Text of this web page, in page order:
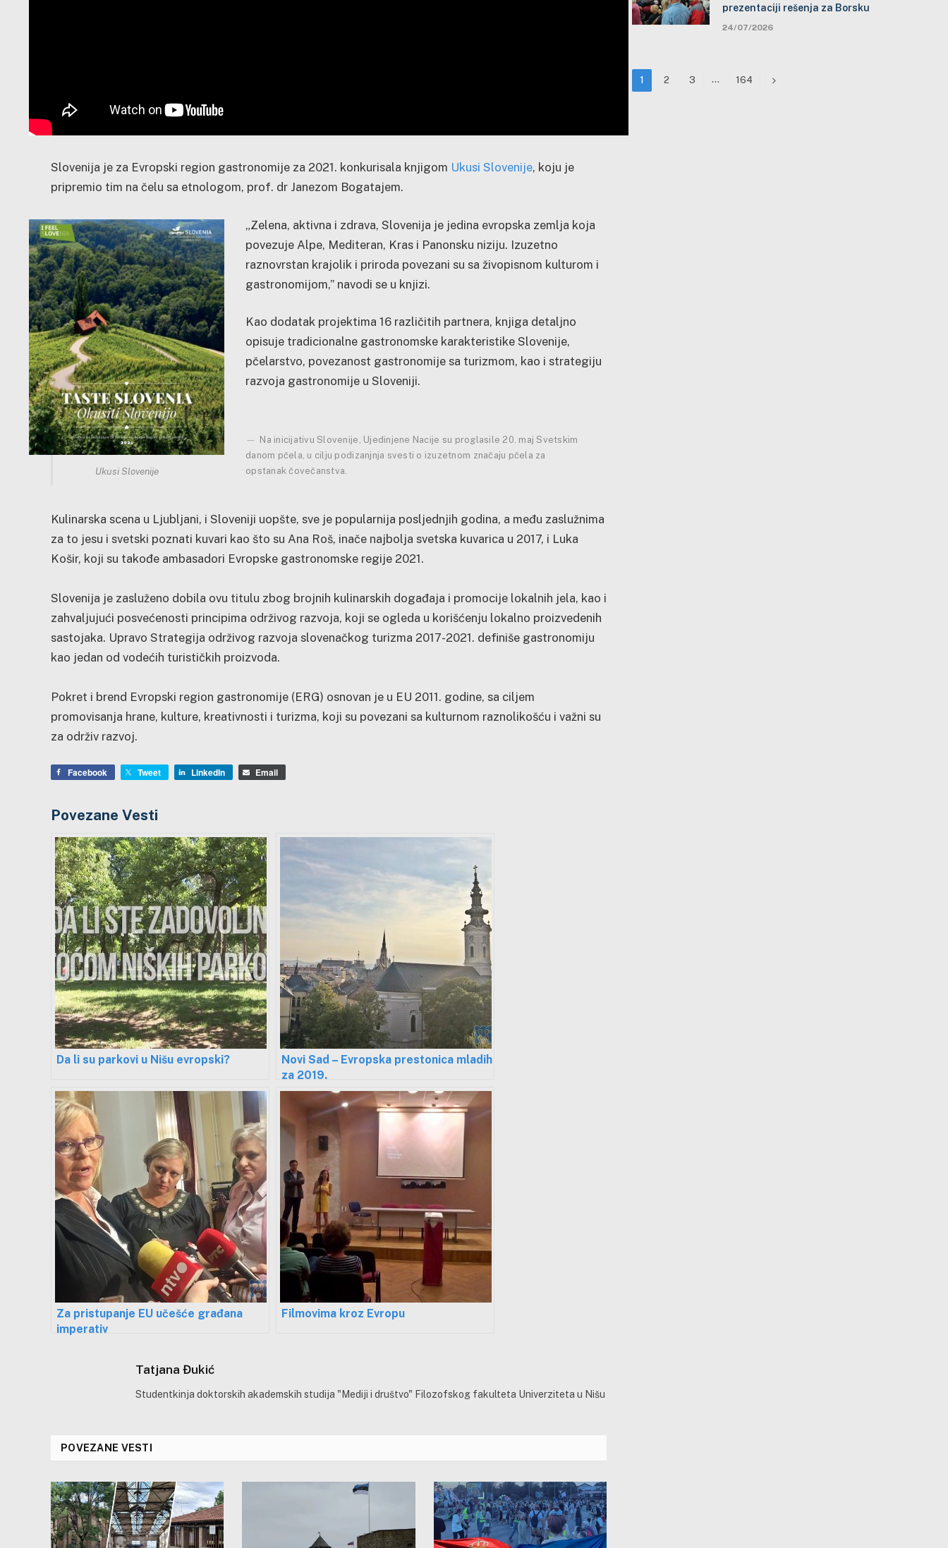
Slovenija je za Evropski region gastronomije za 2021. konkurisala knjigom Ukusi Slovenije, koju je
pripremio tim na čelu sa etnologom, prof. dr Janezom Bogatajem.
Ukusi Slovenije
„Zelena, aktivna i zdrava, Slovenija je jedina evropska zemlja koja
povezuje Alpe, Mediteran, Kras i Panonsku niziju. Izuzetno
raznovrstan krajolik i priroda povezani su sa živopisnom kulturom i
gastronomijom,” navodi se u knjizi.
Kao dodatak projektima 16 različitih partnera, knjiga detaljno
opisuje tradicionalne gastronomske karakteristike Slovenije,
pčelarstvo, povezanost gastronomije sa turizmom, kao i strategiju
razvoja gastronomije u Sloveniji.
Na inicijativu Slovenije, Ujedinjene Nacije su proglasile 20. maj Svetskim
danom pčela, u cilju podizanjnja svesti o izuzetnom značaju pčela za
opstanak čovečanstva.
Kulinarska scena u Ljubljani, i Sloveniji uopšte, sve je popularnija posljednjih godina, a među zaslužnima
za to jesu i svetski poznati kuvari kao što su Ana Roš, inače najbolja svetska kuvarica u 2017, i Luka
Košir, koji su takođe ambasadori Evropske gastronomske regije 2021.
Slovenija je zasluženo dobila ovu titulu zbog brojnih kulinarskih događaja i promocije lokalnih jela, kao i
zahvaljujući posvećenosti principima održivog razvoja, koji se ogleda u korišćenju lokalno proizvedenih
sastojaka. Upravo Strategija održivog razvoja slovenačkog turizma 2017-2021. definiše gastronomiju
kao jedan od vodećih turističkih proizvoda.
Pokret i brend Evropski region gastronomije (ERG) osnovan je u EU 2011. godine, sa ciljem
promovisanja hrane, kulture, kreativnosti i turizma, koji su povezani sa kulturnom raznolikošću i važni su
za održiv razvoj.
Facebook Tweet LinkedIn Email
Povezane Vesti
Da li su parkovi u Nišu evropski?
Novi Sad – Evropska prestonica mladih
za 2019.
Za pristupanje EU učešće građana
imperativ
Filmovima kroz Evropu
Tatjana Đukić
Studentkinja doktorskih akademskih studija "Mediji i društvo" Filozofskog fakulteta Univerziteta u Nišu
POVEZANE VESTI
prezentaciji rešenja za Borsku
24/07/2026
1 2 3 … 164 Next